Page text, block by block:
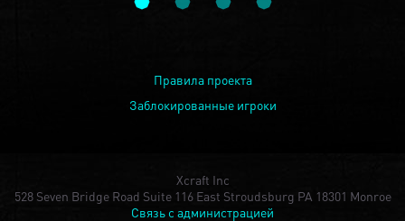
Правила проекта
Заблокированные игроки
Xcraft Inc
528 Seven Bridge Road Suite 116 East Stroudsburg PA 18301 Monroe
Связь с администрацией